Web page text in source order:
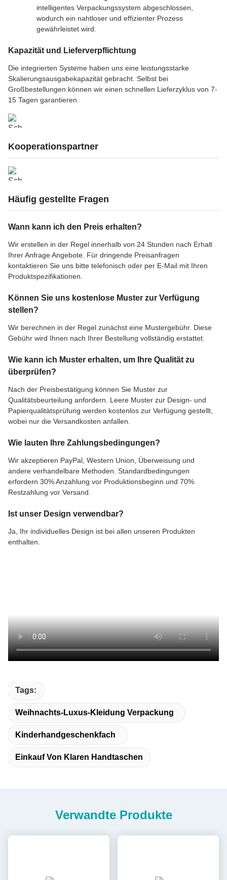
intelligentes Verpackungssystem abgeschlossen,
wodurch ein nahtloser und effizienter Prozess
gewährleistet wird.
Kapazität und Lieferverpflichtung
Die integrierten Systeme haben uns eine leistungsstarke
Skalierungsausgabekapazität gebracht. Selbst bei
Großbestellungen können wir einen schnellen Lieferzyklus von 7-
15 Tagen garantieren.
Kooperationspartner
Häufig gestellte Fragen
Wann kann ich den Preis erhalten?
Wir erstellen in der Regel innerhalb von 24 Stunden nach Erhalt
Ihrer Anfrage Angebote. Für dringende Preisanfragen
kontaktieren Sie uns bitte telefonisch oder per E-Mail mit Ihren
Produktspezifikationen.
Können Sie uns kostenlose Muster zur Verfügung
stellen?
Wir berechnen in der Regel zunächst eine Mustergebühr. Diese
Gebühr wird Ihnen nach Ihrer Bestellung vollständig erstattet.
Wie kann ich Muster erhalten, um Ihre Qualität zu
überprüfen?
Nach der Preisbestätigung können Sie Muster zur
Qualitätsbeurteilung anfordern. Leere Muster zur Design- und
Papierqualitätsprüfung werden kostenlos zur Verfügung gestellt,
wobei nur die Versandkosten anfallen.
Wie lauten Ihre Zahlungsbedingungen?
Wir akzeptieren PayPal, Western Union, Überweisung und
andere verhandelbare Methoden. Standardbedingungen
erfordern 30% Anzahlung vor Produktionsbeginn und 70%
Restzahlung vor Versand.
Ist unser Design verwendbar?
Ja, Ihr individuelles Design ist bei allen unseren Produkten
enthalten.
Tags:
Weihnachts-Luxus-Kleidung Verpackung
Kinderhandgeschenkfach
Einkauf Von Klaren Handtaschen
Verwandte Produkte